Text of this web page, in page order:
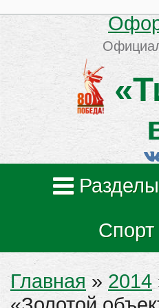
Спорт
Главная » 2014